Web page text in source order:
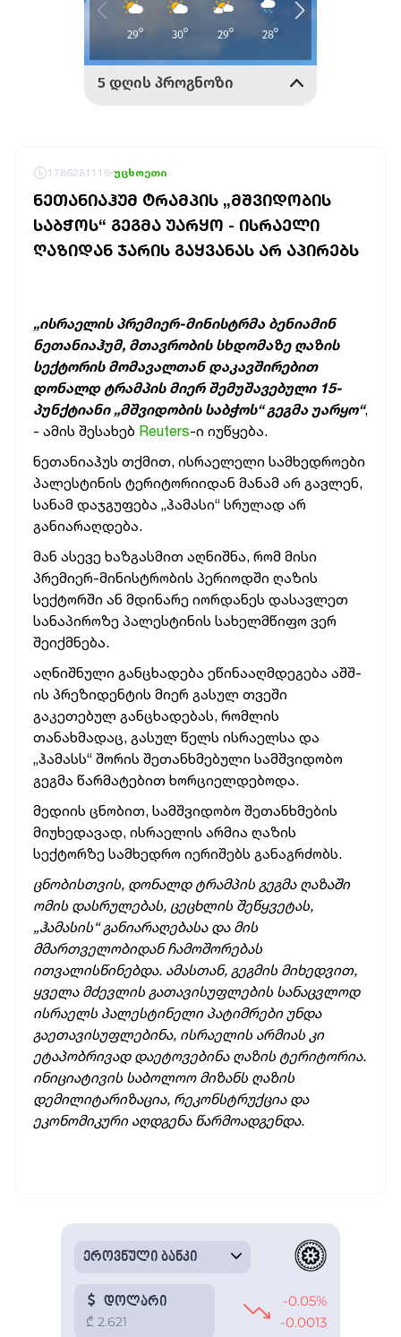
1786281116 უცხოეთი
ᲜᲔᲗᲐᲜᲘᲐᲰᲣᲛ ᲢᲠᲐᲛᲞᲘᲡ „ᲛᲨᲕᲘᲓᲝᲑᲘᲡ
ᲡᲐᲑᲭᲝᲡ“ ᲒᲔᲒᲛᲐ ᲣᲐᲠᲧᲝ - ᲘᲡᲠᲐᲔᲚᲘ
ᲦᲐᲖᲘᲓᲐᲜ ᲯᲐᲠᲘᲡ ᲒᲐᲧᲕᲐᲜᲐᲡ ᲐᲠ ᲐᲞᲘᲠᲔᲑᲡ
„ისრაელის პრემიერ-მინისტრმა ბენიამინ
ნეთანიაჰუმ, მთავრობის სხდომაზე ღაზის
სექტორის მომავალთან დაკავშირებით
დონალდ ტრამპის მიერ შემუშავებული 15-
პუნქტიანი „მშვიდობის საბჭოს“ გეგმა უარყო“,
- ამის შესახებ Reuters-ი იუწყება.
ნეთანიაჰუს თქმით, ისრაელელი სამხედროები
პალესტინის ტერიტორიიდან მანამ არ გავლენ,
სანამ დაჯგუფება „ჰამასი“ სრულად არ
განიარაღდება.
მან ასევე ხაზგასმით აღნიშნა, რომ მისი
პრემიერ-მინისტრობის პერიოდში ღაზის
სექტორში ან მდინარე იორდანეს დასავლეთ
სანაპიროზე პალესტინის სახელმწიფო ვერ
შეიქმნება.
აღნიშნული განცხადება ეწინააღმდეგება აშშ-
ის პრეზიდენტის მიერ გასულ თვეში
გაკეთებულ განცხადებას, რომლის
თანახმადაც, გასულ წელს ისრაელსა და
„ჰამასს“ შორის შეთანხმებული სამშვიდობო
გეგმა წარმატებით ხორციელდებოდა.
მედიის ცნობით, სამშვიდობო შეთანხმების
მიუხედავად, ისრაელის არმია ღაზის
სექტორზე სამხედრო იერიშებს განაგრძობს.
ცნობისთვის, დონალდ ტრამპის გეგმა ღაზაში
ომის დასრულებას, ცეცხლის შეწყვეტას,
„ჰამასის“ განიარაღებასა და მის
მმართველობიდან ჩამოშორებას
ითვალისწინებდა. ამასთან, გეგმის მიხედვით,
ყველა მძევლის გათავისუფლების სანაცვლოდ
ისრაელს პალესტინელი პატიმრები უნდა
გაეთავისუფლებინა, ისრაელის არმიას კი
ეტაპობრივად დაეტოვებინა ღაზის ტერიტორია.
ინიციატივის საბოლოო მიზანს ღაზის
დემილიტარიზაცია, რეკონსტრუქცია და
ეკონომიკური აღდგენა წარმოადგენდა.